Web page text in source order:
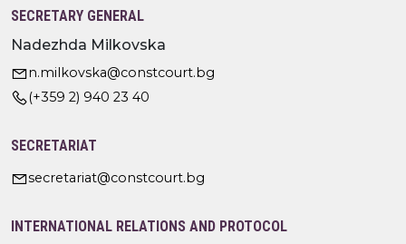
SECRETARY GENERAL
Nadezhda Milkovska
n.milkovska@constcourt.bg
(+359 2) 940 23 40
SECRETARIAT
secretariat@constcourt.bg
INTERNATIONAL RELATIONS AND PROTOCOL